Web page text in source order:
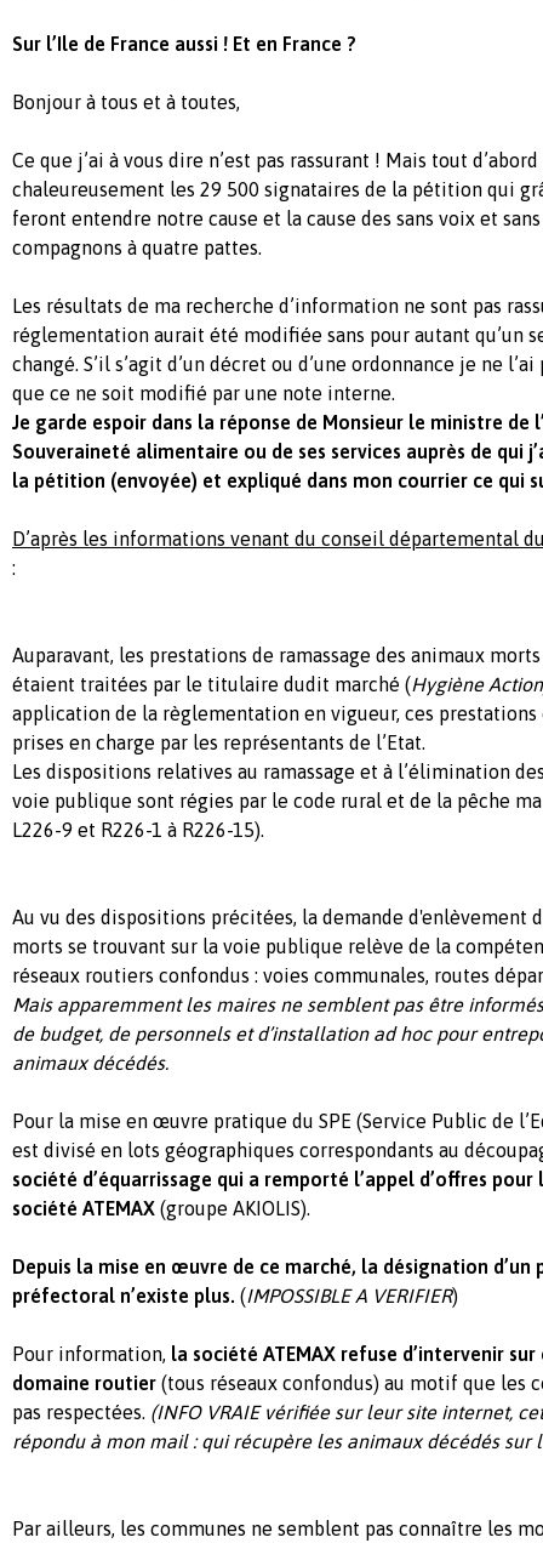
Sur l’Ile de France aussi ! Et en France ?
Bonjour à tous et à toutes,
Ce que j’ai à vous dire n’est pas rassurant ! Mais tout
chaleureusement les 29 500 signataires de la pétition qui
feront entendre notre cause et la cause des sans voix et
compagnons à quatre pattes.
Les résultats de ma recherche d’information ne sont pas
réglementation aurait été modifiée sans pour autant qu’un
changé. S’il s’agit d’un décret ou d’une ordonnance je ne
que ce ne soit modifié par une note interne.
Je garde espoir dans la réponse de Monsieur le ministre de
Souveraineté alimentaire ou de ses services auprès de qui
la pétition (envoyée) et expliqué dans mon courrier ce qui
D’après les informations venant du conseil départemental
:
Auparavant, les prestations de ramassage des animaux
étaient traitées par le titulaire dudit marché (Hygiène
application de la règlementation en vigueur, ces
prises en charge par les représentants de l’Etat.
Les dispositions relatives au ramassage et à l’élimination
voie publique sont régies par le code rural et de la pêche
L226-9 et R226-1 à R226-15).
Au vu des dispositions précitées, la demande d'enlèvement
morts se trouvant sur la voie publique relève de la
réseaux routiers confondus : voies communales, routes
Mais apparemment les maires ne semblent pas être
de budget, de personnels et d’installation ad hoc pour
animaux décédés.
Pour la mise en œuvre pratique du SPE (Service Public de
est divisé en lots géographiques correspondants au
société d’équarrissage qui a remporté l’appel d’offres pour
société ATEMAX (groupe AKIOLIS).
Depuis la mise en œuvre de ce marché, la désignation
préfectoral n’existe plus. (IMPOSSIBLE A VERIFIER)
Pour information, la société ATEMAX refuse d’intervenir
domaine routier (tous réseaux confondus) au motif que les
pas respectées. (INFO VRAIE vérifiée sur leur site internet,
répondu à mon mail : qui récupère les animaux décédés sur
Par ailleurs, les communes ne semblent pas connaître les